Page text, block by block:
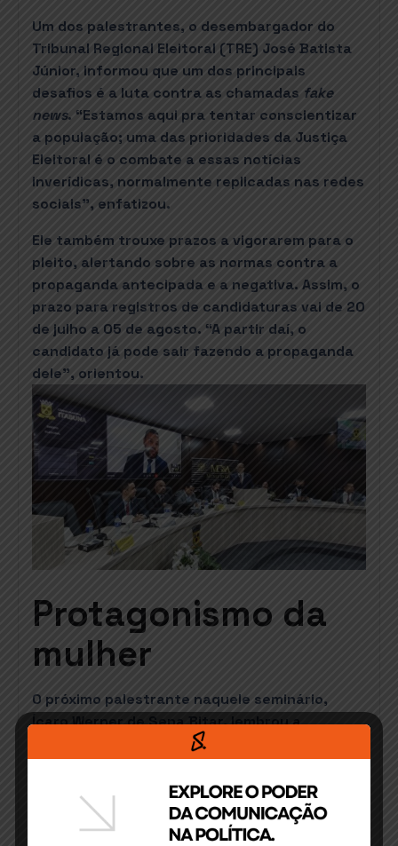
Um dos palestrantes, o desembargador do
Tribunal Regional Eleitoral (TRE) José Batista
Júnior, informou que um dos principais
desafios é a luta contra as chamadas fake
news. “Estamos aqui pra tentar conscientizar
a população; uma das prioridades da Justiça
Eleitoral é o combate a essas notícias
inverídicas, normalmente replicadas nas redes
sociais”, enfatizou.
Ele também trouxe prazos a vigorarem para o
pleito, alertando sobre as normas contra a
propaganda antecipada e a negativa. Assim, o
prazo para registros de candidaturas vai de 20
de julho a 05 de agosto. “A partir daí, o
candidato já pode sair fazendo a propaganda
dele”, orientou.
Protagonismo da
mulher
O próximo palestrante naquele seminário,
Ícaro Werner de Sena Bitar, lembrou a
tentativa da lei eleitoral para estimular o
“Precisamos ampliar a participação da mulher,
esse é um ponto que penso ser fundamental.
Porque se eu tenho 52% do eleitorado de